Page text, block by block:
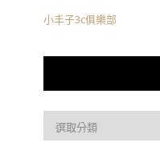
小丰子3c俱樂部